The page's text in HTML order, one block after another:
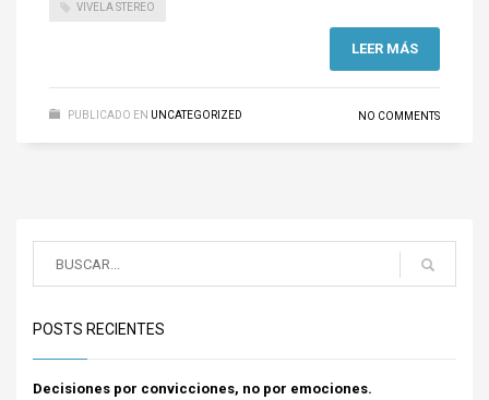
VIVELA STEREO
LEER MÁS
PUBLICADO EN UNCATEGORIZED NO COMMENTS
POSTS RECIENTES
Decisiones por convicciones, no por emociones.